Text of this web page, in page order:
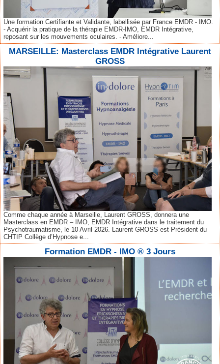
Une formation Certifiante et Validante, labellisée par France EMDR - IMO.
- Acquérir la pratique de la thérapie EMDR-IMO, EMDR Intégrative,
reposant sur les mouvements oculaires. - Améliore...
MARSEILLE: Masterclass EMDR Intégrative Laurent
GROSS
Comme chaque année à Marseille, Laurent GROSS, donnera une
Masterclass en EMDR – IMO, EMDR Intégrative dans le traitement du
Psychotraumatisme, le 10 Avril 2026. Laurent GROSS est Président du
CHTIP Collège d’Hypnose e...
Formation EMDR - IMO ® 3 Jours